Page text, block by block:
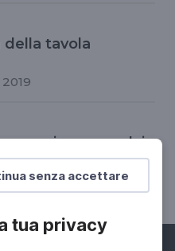
senza accettare
tua privacy
della tavola
imparare dai